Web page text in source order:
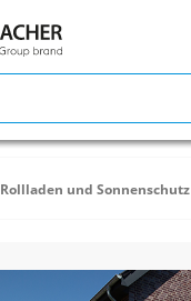
Rollladen und Sonnenschutz